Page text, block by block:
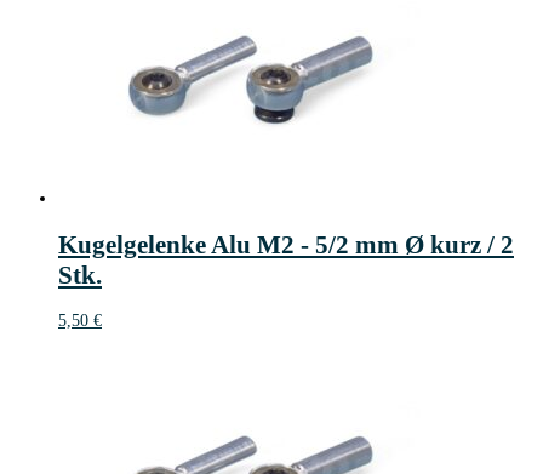
Kugelgelenke Alu M2 - 5/2 mm Ø kurz / 2
Stk.
5,50 €